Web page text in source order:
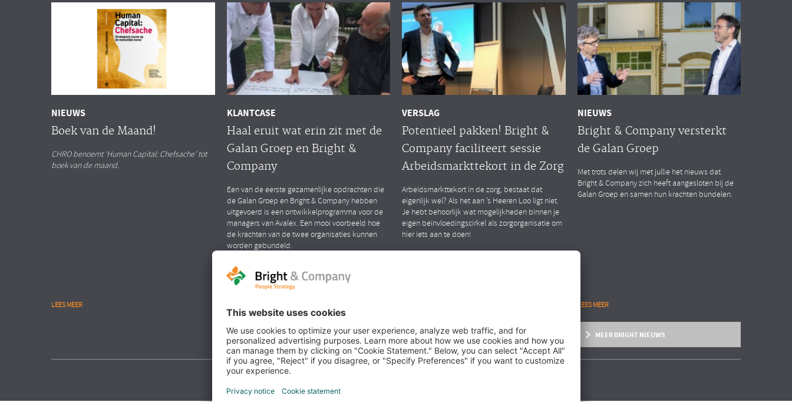
NIEUWS
Boek van de Maand!
CHRO benoemt ‘Human Capital: Chefsache’ tot
boek van de maand.
LEES MEER
KLANTCASE
Haal eruit wat erin zit met de
Galan Groep en Bright &
Company
Een van de eerste gezamenlijke opdrachten die
de Galan Groep en Bright & Company hebben
uitgevoerd is een ontwikkelprogramma voor de
managers van Avalex. Een mooi voorbeeld hoe
de krachten van de twee organisaties kunnen
worden gebundeld.
VERSLAG
Potentieel pakken! Bright &
Company faciliteert sessie
Arbeidsmarkttekort in de Zorg
Arbeidsmarkttekort in de zorg, bestaat dat
eigenlijk wel? Als het aan ’s Heeren Loo ligt niet.
Je hebt behoorlijk wat mogelijkheden binnen je
eigen beïnvloedingscirkel als zorgorganisatie om
hier iets aan te doen!
NIEUWS
Bright & Company versterkt
de Galan Groep
Met trots delen wij met jullie het nieuws dat
Bright & Company zich heeft aangesloten bij de
Galan Groep en samen hun krachten bundelen.
LEES MEER
NIEUWS
Interview met Richard en
MEER BRIGHT NIEUWS